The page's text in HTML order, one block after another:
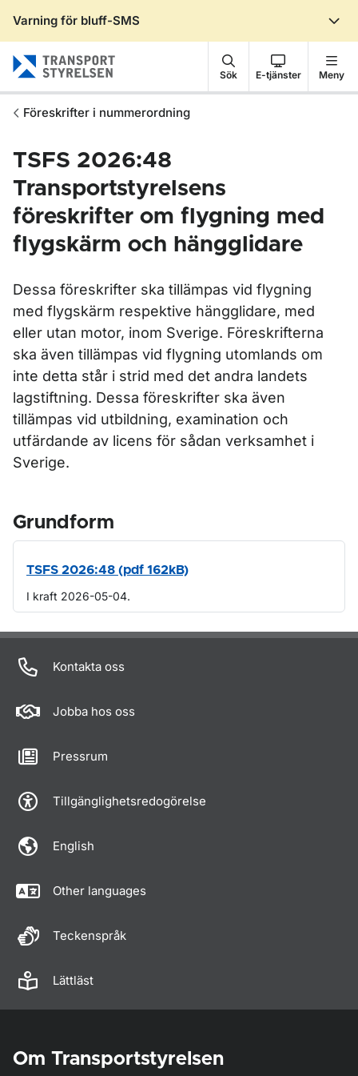
Varning för bluff-SMS
Sök E-tjänster Meny
Föreskrifter i nummerordning
TSFS 2026:48
Transportstyrelsens
föreskrifter om flygning med
flygskärm och hängglidare
Dessa föreskrifter ska tillämpas vid flygning
med flygskärm respektive hängglidare, med
eller utan motor, inom Sverige. Föreskrifterna
ska även tillämpas vid flygning utomlands om
inte detta står i strid med det andra landets
lagstiftning. Dessa föreskrifter ska även
tillämpas vid utbildning, examination och
utfärdande av licens för sådan verksamhet i
Sverige.
Grundform
TSFS 2026:48 (pdf 162kB)
I kraft 2026-05-04.
Om sidan
Kontakta oss
Jobba hos oss
Pressrum
Tillgänglighetsredogörelse
English
Other languages
Teckenspråk
Lättläst
Om Transportstyrelsen